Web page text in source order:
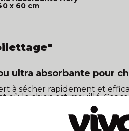
x 60 cm
ultra absorbante pour
à sécher rapidement et
où le chien est mouillé. Ces
réduire le temps de
serviette ultra absorbante ou